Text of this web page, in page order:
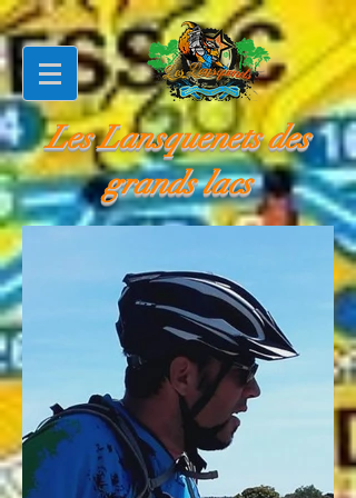
Les Lansquenets des
grands lacs